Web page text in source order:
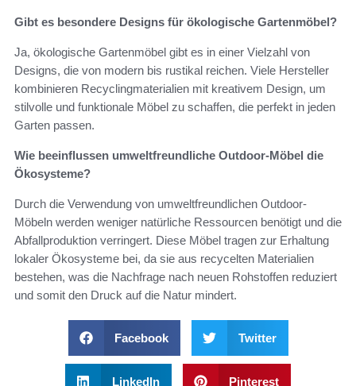
Gibt es besondere Designs für ökologische Gartenmöbel?
Ja, ökologische Gartenmöbel gibt es in einer Vielzahl von
Designs, die von modern bis rustikal reichen. Viele Hersteller
kombinieren Recyclingmaterialien mit kreativem Design, um
stilvolle und funktionale Möbel zu schaffen, die perfekt in jeden
Garten passen.
Wie beeinflussen umweltfreundliche Outdoor-Möbel die
Ökosysteme?
Durch die Verwendung von umweltfreundlichen Outdoor-
Möbeln werden weniger natürliche Ressourcen benötigt und die
Abfallproduktion verringert. Diese Möbel tragen zur Erhaltung
lokaler Ökosysteme bei, da sie aus recycelten Materialien
bestehen, was die Nachfrage nach neuen Rohstoffen reduziert
und somit den Druck auf die Natur mindert.
Facebook Twitter
LinkedIn Pinterest